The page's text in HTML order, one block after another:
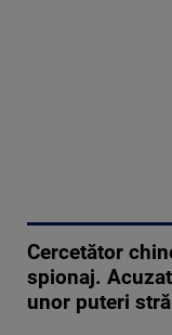
Cercetător
spionaj.
unor puteri